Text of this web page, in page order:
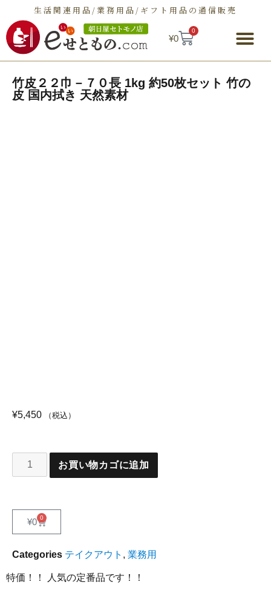
生活関連用品/業務用品/ギフト用品の通信販売
¥0
0
竹皮２２巾－７０長 1kg 約50枚セット 竹の
皮 国内拭き 天然素材
¥5,450 （税込）
お買い物カゴに追加
¥0 0
Categories テイクアウト , 業務用
特価！！ 人気の定番品です！！